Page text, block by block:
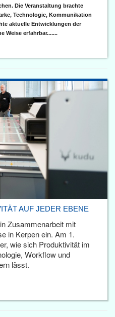
Die Veranstaltung brachte
Technologie, Kommunikation
aktuelle Entwicklungen der
Weise erfahrbar.......
AUF JEDER EBENE
Zusammenarbeit mit
in Kerpen ein. Am 1.
wie sich Produktivität im
Workflow und
lässt.